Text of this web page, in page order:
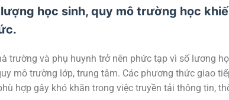
học sinh, quy mô trường học
trường và phụ huynh trở nên phức tạp vì số lương
mô trường lớp, trung tâm. Các phương thức giao
hợp gây khó khăn trong việc truyền tải thông tin,